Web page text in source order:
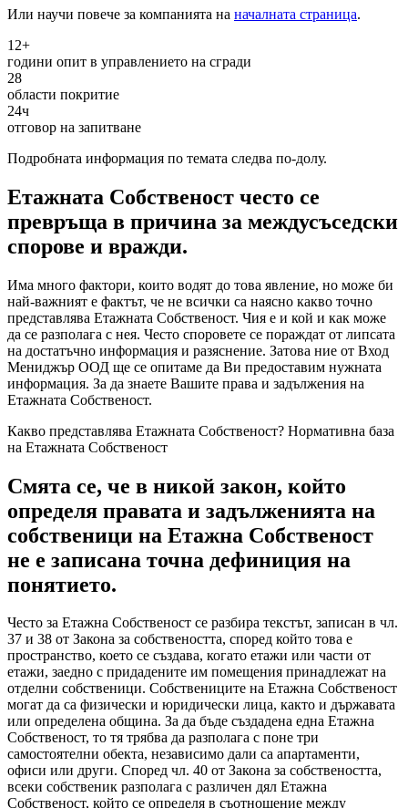
Или научи повече за компанията на началната страница.
12+
години опит в управлението на сгради
28
области покритие
24ч
отговор на запитване
Подробната информация по темата следва по-долу.
Етажната Собственост често се
превръща в причина за междусъседски
спорове и вражди.
Има много фактори, които водят до това явление, но може би
най-важният е фактът, че не всички са наясно какво точно
представлява Етажната Собственост. Чия е и кой и как може
да се разполага с нея. Често споровете се пораждат от липсата
на достатъчно информация и разяснение. Затова ние от Вход
Мениджър ООД ще се опитаме да Ви предоставим нужната
информация. За да знаете Вашите права и задължения на
Етажната Собственост.
Какво представлява Етажната Собственост? Нормативна база
на Етажната Собственост
Смята се, че в никой закон, който
определя правата и задълженията на
собственици на Етажна Собственост
не е записана точна дефиниция на
понятието.
Често за Етажна Собственост се разбира текстът, записан в чл.
37 и 38 от Закона за собствеността, според който това е
пространство, което се създава, когато етажи или части от
етажи, заедно с придадените им помещения принадлежат на
отделни собственици. Собствениците на Етажна Собственост
могат да са физически и юридически лица, както и държавата
или определена община. За да бъде създадена една Етажна
Собственост, то тя трябва да разполага с поне три
самостоятелни обекта, независимо дали са апартаменти,
офиси или други. Според чл. 40 от Закона за собствеността,
всеки собственик разполага с различен дял Етажна
Собственост, който се определя в съотношение между